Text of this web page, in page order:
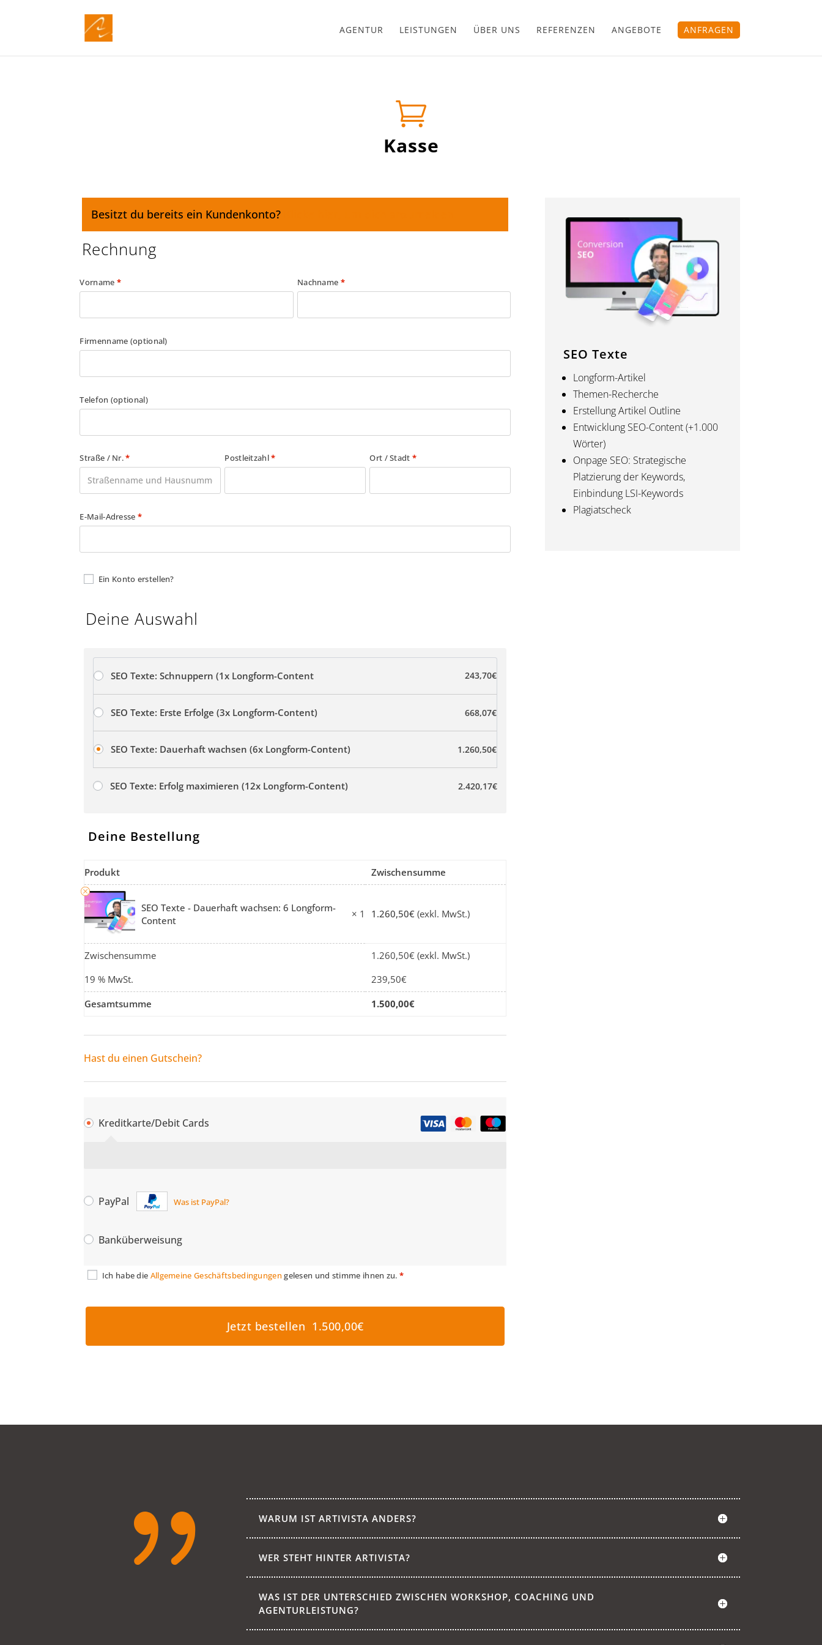
AGENTUR LEISTUNGEN ÜBER UNS REFERENZEN ANGEBOTE ANFRAGEN

Kasse
Besitzt du bereits ein Kundenkonto?
Rechnung
Vorname * Nachname *
Firmenname (optional)
Telefon (optional)
Straße / Nr.* Postleitzahl* Ort / Stadt *
E-Mail-Adresse *
Ein Konto erstellen?
Deine Auswahl
SEO Texte: Schnuppern (1x Longform-Content 243,70€
SEO Texte: Erste Erfolge (3x Longform-Content) 668,07€
SEO Texte: Dauerhaft wachsen (6x Longform-Content) 1.260,50€
SEO Texte: Erfolg maximieren (12x Longform-Content) 2.420,17€
Deine Bestellung
Produkt Zwischensumme
SEO Texte - Dauerhaft wachsen: 6 Longform-
Content
× 1 1.260,50€ (exkl. MwSt.)
Zwischensumme 1.260,50€ (exkl. MwSt.)
19 % MwSt.
239,50€
Gesamtsumme
1.500,00€
Hast du einen Gutschein?
Kreditkarte/Debit Cards
PayPal Was ist PayPal?
Banküberweisung
Ich habe die Allgemeine Geschäftsbedingungen gelesen und stimme ihnen zu. *
Jetzt bestellen 1.500,00€
SEO Texte
Longform-Artikel
Themen-Recherche
Erstellung Artikel Outline
Entwicklung SEO-Content (+1.000
Wörter)
Onpage SEO: Strategische
Platzierung der Keywords,
Einbindung LSI-Keywords
Plagiatscheck
{ WARUM IST ARTIVISTA ANDERS?
WER STEHT HINTER ARTIVISTA?
WAS IST DER UNTERSCHIED ZWISCHEN WORKSHOP, COACHING UND
AGENTURLEISTUNG?